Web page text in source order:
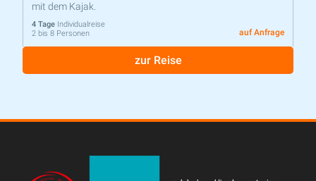
mit dem Kajak.
4 Tage Individualreise
2 bis 8 Personen
auf Anfrage
zur Reise